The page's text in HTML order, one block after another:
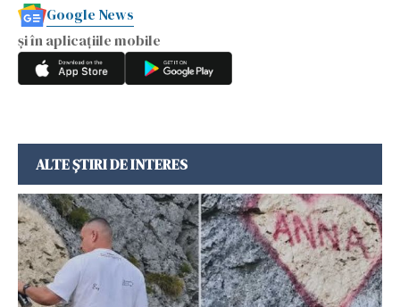
Google News
și în aplicațiile mobile
ALTE ȘTIRI DE INTERES